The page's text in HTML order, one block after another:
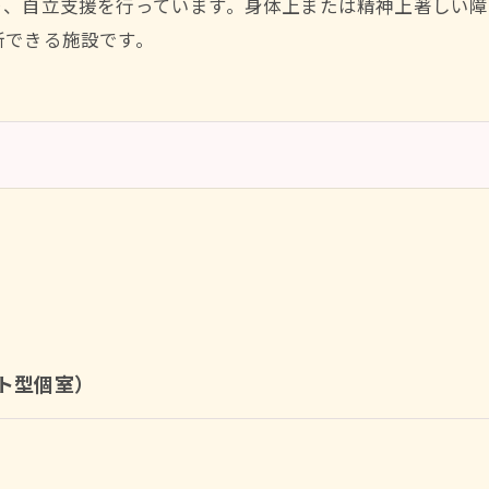
自立支援を行っています。身体上または精神上著しい
きる施設です。
個室）